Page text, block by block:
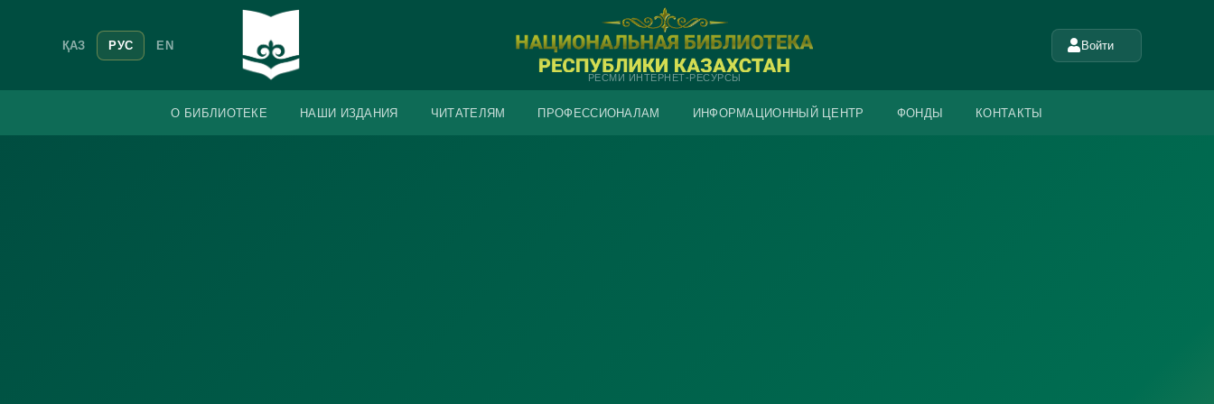
ҚАЗ РУС EN
РЕСМИ ИНТЕРНЕТ-РЕСУРСЫ
Войти
О БИБЛИОТЕКЕ НАШИ ИЗДАНИЯ ЧИТАТЕЛЯМ ПРОФЕССИОНАЛАМ ИНФОРМАЦИОННЫЙ ЦЕНТР ФОНДЫ КОНТАКТЫ